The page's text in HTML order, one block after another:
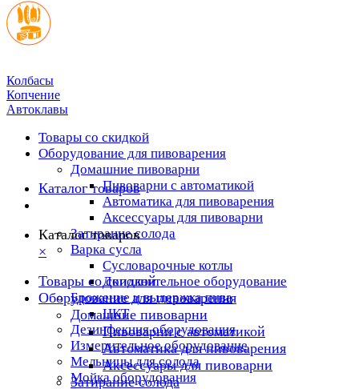
Колбасы
Копчение
Автоклавы
Товары со скидкой
Оборудование для пивоварения
Домашние пивоварни
Пивоварни с автоматикой
Автоматика для пивоварения
Аксессуары для пивоварни
Затирание солода
Варка сусла
Cусловарочные котлы
Дополнительное оборудование
Брожение и выдержка пива
ЦКТ
Дезинфекция оборудования
Измерительное оборудование
Мельницы для солода
Мойка оборудования
Каталог товаров
Каталог товаров
×
Товары со скидкой
Оборудование для пивоварения
Домашние пивоварни
Пивоварни с автоматикой
Автоматика для пивоварения
Аксессуары для пивоварни
Затирание солода